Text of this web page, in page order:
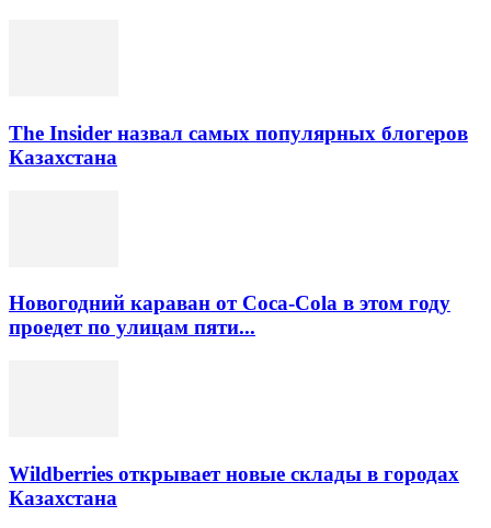
The Insider назвал самых популярных блогеров
Казахстана
Новогодний караван от Coca-Cola в этом году
проедет по улицам пяти...
Wildberries открывает новые склады в городах
Казахстана